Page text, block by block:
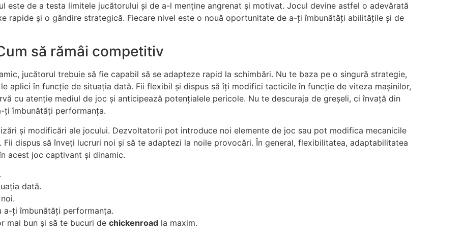
este de a testa limitele jucătorului și de a-l menține angrenat și motivat. Jocul devine astfel o adevărată
rapide și o gândire strategică. Fiecare nivel este o nouă oportunitate de a-ți îmbunătăți abilitățile și de
să rămâi competitiv
jucătorul trebuie să fie capabil să se adapteze rapid la schimbări. Nu te baza pe o singură strategie,
aplici în funcție de situația dată. Fii flexibil și dispus să îți modifici tacticile în funcție de viteza mașinilor,
cu atenție mediul de joc și anticipează potențialele pericole. Nu te descuraja de greșeli, ci învață din
ți îmbunătăți performanța.
și modificări ale jocului. Dezvoltatorii pot introduce noi elemente de joc sau pot modifica mecanicile
dispus să înveți lucruri noi și să te adaptezi la noile provocări. În general, flexibilitatea, adaptabilitatea
acest joc captivant și dinamic.
dată.
a-ți îmbunătăți performanța.
mai bun și să te bucuri de chickenroad la maxim.